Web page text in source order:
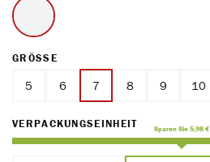
weiss
GRÖSSE AUSWÄHLEN
5 6 7 8 9 10
VERPACKUNGSEINHEITAUSWÄHLEN
Sparen Sie 5,98 €